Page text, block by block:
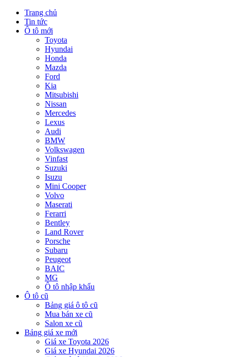
Trang chủ
Tin tức
Ô tô mới
Toyota
Hyundai
Honda
Mazda
Ford
Kia
Mitsubishi
Nissan
Mercedes
Lexus
Audi
BMW
Volkswagen
Vinfast
Suzuki
Isuzu
Mini Cooper
Volvo
Maserati
Ferarri
Bentley
Land Rover
Porsche
Subaru
Peugeot
BAIC
MG
Ô tô nhập khẩu
Ô tô cũ
Bảng giá ô tô cũ
Mua bán xe cũ
Salon xe cũ
Bảng giá xe mới
Giá xe Toyota 2026
Giá xe Hyundai 2026